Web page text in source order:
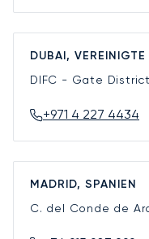
DUBAI,
DIFC - Gate
+971 4 227 4434
MADRID, SPANIEN
C. del Conde de